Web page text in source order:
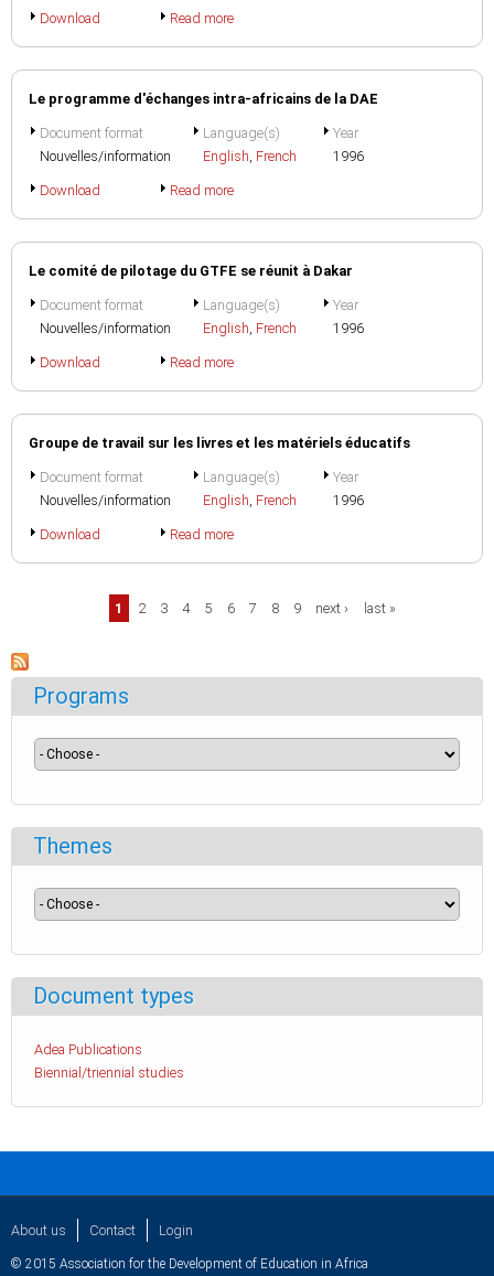
Download Read more
Le programme d'échanges intra-africains de la DAE
Document format
Nouvelles/information
Language(s)
English, French
Year
1996
Download Read more
Le comité de pilotage du GTFE se réunit à Dakar
Document format
Nouvelles/information
Language(s)
English, French
Year
1996
Download Read more
Groupe de travail sur les livres et les matériels éducatifs
Document format
Nouvelles/information
Language(s)
English, French
Year
1996
Download Read more
1 2 3 4 5 6 7 8 9 next › last »
Programs
Themes
Document types
Adea Publications
Biennial/triennial studies
About us Contact Login
© 2015 Association for the Development of Education in Africa